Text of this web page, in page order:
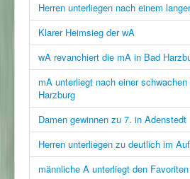
Herren unterliegen nach einem
Klarer Heimsieg der wA
wA revanchiert die mA in Bad
mA unterliegt nach einer
Harzburg
Damen gewinnen zu 7. in Adenstedt
Herren unterliegen zu deutlich im
männliche A unterliegt den Favoriten